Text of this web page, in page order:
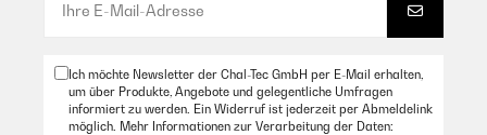
Amazon Benutzer – Bewertung durch Chal-Tec GmbH nicht
Ich möchte Newsletter der Chal-Tec GmbH per E-Mail erhalten,
um über Produkte, Angebote und gelegentliche Umfragen
informiert zu werden. Ein Widerruf ist jederzeit per Abmeldelink
möglich. Mehr Informationen zur Verarbeitung der Daten: